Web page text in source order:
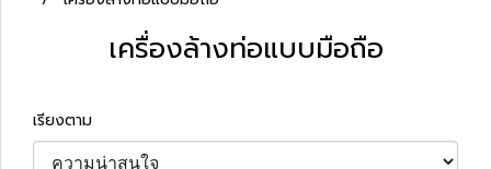
เครื่องล้างท่อแบบมือถือ
เรียงตาม